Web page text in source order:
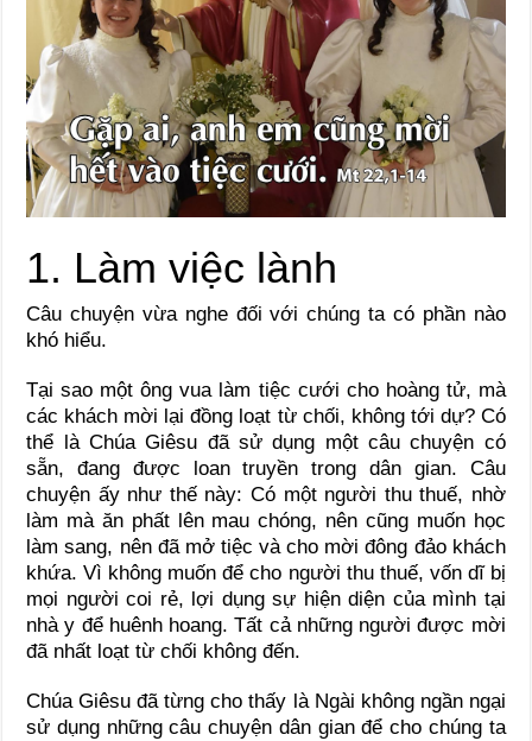
1. Làm việc lành
Câu chuyện vừa nghe đối với chúng ta có phần nào
khó hiểu.
Tại sao một ông vua làm tiệc cưới cho hoàng tử, mà
các khách mời lại đồng loạt từ chối, không tới dự? Có
thể là Chúa Giêsu đã sử dụng một câu chuyện có
sẵn, đang được loan truyền trong dân gian. Câu
chuyện ấy như thế này: Có một người thu thuế, nhờ
làm mà ăn phất lên mau chóng, nên cũng muốn học
làm sang, nên đã mở tiệc và cho mời đông đảo khách
khứa. Vì không muốn để cho người thu thuế, vốn dĩ bị
mọi người coi rẻ, lợi dụng sự hiện diện của mình tại
nhà y để huênh hoang. Tất cả những người được mời
đã nhất loạt từ chối không đến.
Chúa Giêsu đã từng cho thấy là Ngài không ngần ngại
sử dụng những câu chuyện dân gian để cho chúng ta